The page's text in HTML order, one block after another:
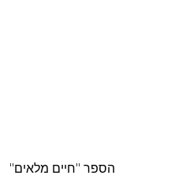
הספר "חיים מלאים"